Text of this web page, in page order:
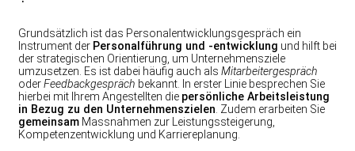
Grundsätzlich ist das Personalentwicklungsgespräch ein
Instrument der Personalführung und -entwicklung und hilft bei
der strategischen Orientierung, um Unternehmensziele
umzusetzen. Es ist dabei häufig auch als Mitarbeitergespräch
oderFeedbackgespräch bekannt. In erster Linie besprechen Sie
hierbei mit Ihrem Angestellten die persönliche Arbeitsleistung
in Bezug zu den Unternehmenszielen. Zudem erarbeiten Sie
gemeinsam Massnahmen zur Leistungssteigerung,
Kompetenzentwicklung und Karriereplanung.